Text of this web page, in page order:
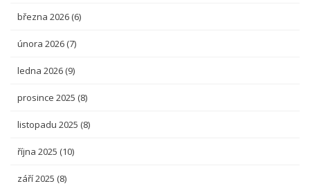
března 2026 (6)
února 2026 (7)
ledna 2026 (9)
prosince 2025 (8)
listopadu 2025 (8)
října 2025 (10)
září 2025 (8)